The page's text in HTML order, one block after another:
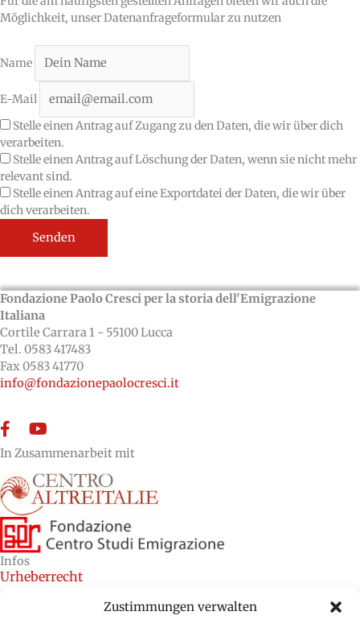
Zustimmungen verwalten
Möglichkeit, unser Datenanfrageformular zu nutzen
Name
E-Mail
Stelle einen Antrag auf Zugang zu den Daten, die wir über dich
verarbeiten.
Stelle einen Antrag auf Löschung der Daten, wenn sie nicht mehr
relevant sind.
Stelle einen Antrag auf eine Exportdatei der Daten, die wir über
dich verarbeiten.
Fondazione Paolo Cresci per la storia dell'Emigrazione
Italiana
Cortile Carrara 1 - 55100 Lucca
Tel. 0583 417483
Fax 0583 41770
info@fondazionepaolocresci.it
FacebookYouTube
In Zusammenarbeit mit
Infos
Urheberrecht